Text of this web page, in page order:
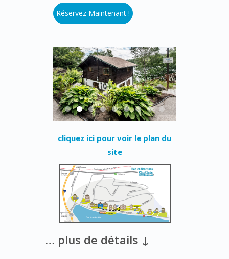
Réservez Maintenant !
cliquez ici pour voir le plan du
site
… plus de détails ↓